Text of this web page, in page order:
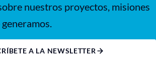
nuestros proyectos, misiones
A LA NEWSLETTER